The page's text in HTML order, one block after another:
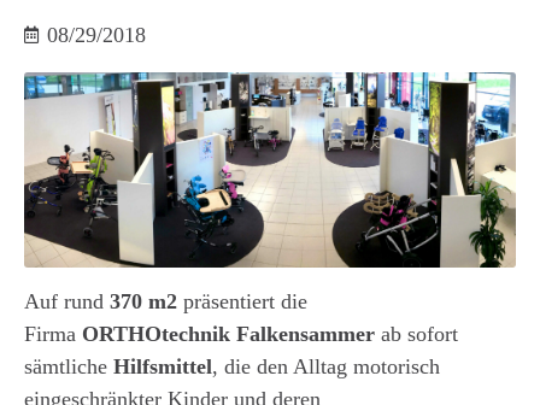
08/29/2018
Auf rund 370 m2 präsentiert die
Firma ORTHOtechnik Falkensammer ab sofort
sämtliche Hilfsmittel, die den Alltag motorisch
eingeschränkter Kinder und deren